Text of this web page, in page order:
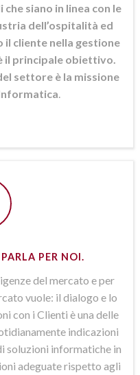
siano in linea con le
dell’ospitalità ed
cliente nella gestione
principale obiettivo.
settore è la missione
PER NOI.
del mercato e per
vuole: il dialogo e lo
con i Clienti è una delle
indicazioni
soluzioni informatiche in
adeguate rispetto agli